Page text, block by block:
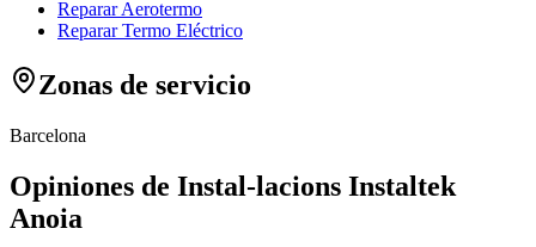
Reparar Aerotermo
Reparar Termo Eléctrico
Zonas de servicio
Barcelona
Opiniones de Instal-lacions Instaltek
Anoia